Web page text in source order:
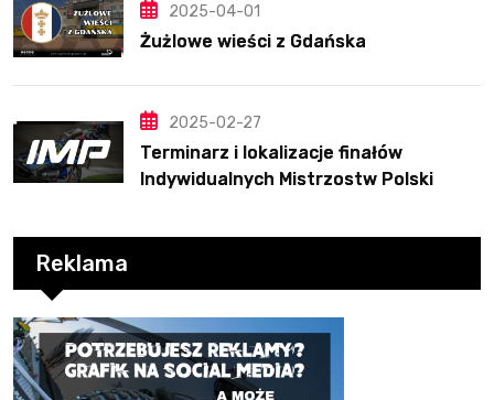
2025-04-01
Żużlowe wieści z Gdańska
2025-02-27
Terminarz i lokalizacje finałów
Indywidualnych Mistrzostw Polski
Reklama